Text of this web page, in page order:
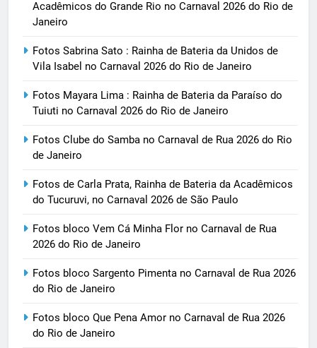
Acadêmicos do Grande Rio no Carnaval 2026 do Rio de
Janeiro
Fotos Sabrina Sato : Rainha de Bateria da Unidos de
Vila Isabel no Carnaval 2026 do Rio de Janeiro
Fotos Mayara Lima : Rainha de Bateria da Paraíso do
Tuiuti no Carnaval 2026 do Rio de Janeiro
Fotos Clube do Samba no Carnaval de Rua 2026 do Rio
de Janeiro
Fotos de Carla Prata, Rainha de Bateria da Acadêmicos
do Tucuruvi, no Carnaval 2026 de São Paulo
Fotos bloco Vem Cá Minha Flor no Carnaval de Rua
2026 do Rio de Janeiro
Fotos bloco Sargento Pimenta no Carnaval de Rua 2026
do Rio de Janeiro
Fotos bloco Que Pena Amor no Carnaval de Rua 2026
do Rio de Janeiro